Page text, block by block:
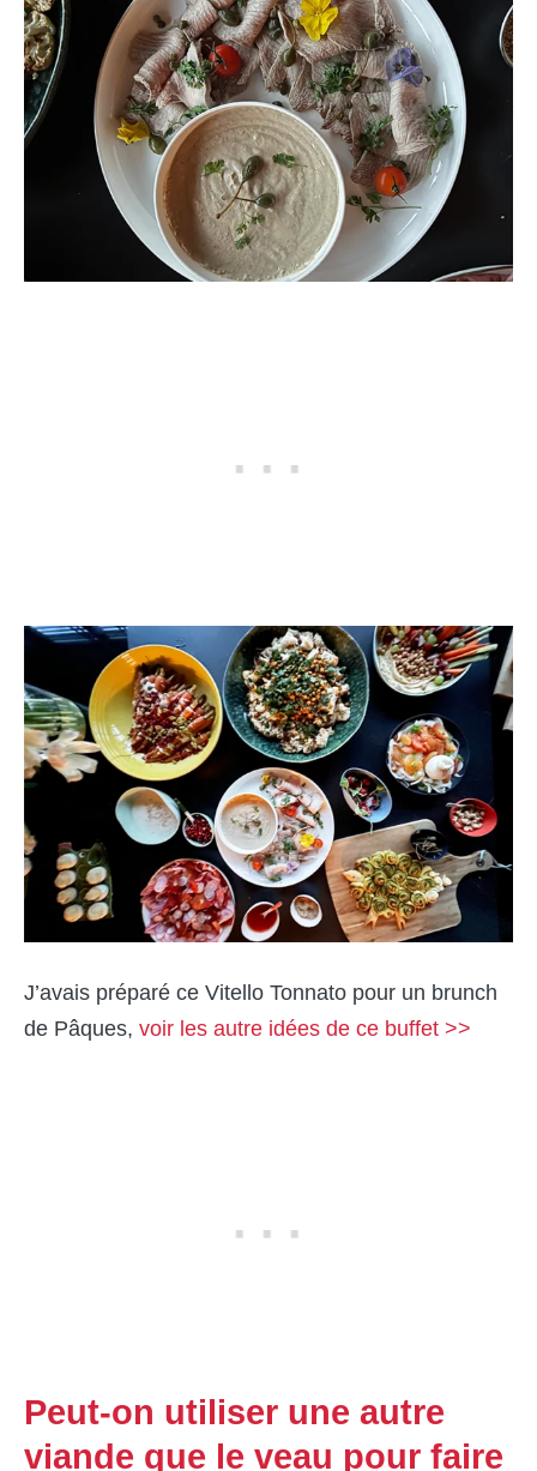
J’avais préparé ce Vitello Tonnato pour un brunch
de Pâques, voir les autre idées de ce buffet >>
Peut-on utiliser une autre
viande que le veau pour faire